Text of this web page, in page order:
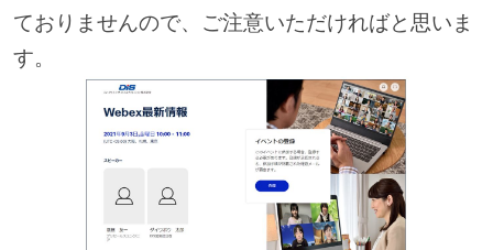
ておりませんので、ご注意いただければと思いま
す。